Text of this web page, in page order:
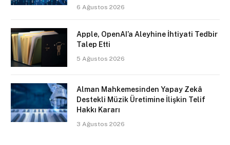
6 Ağustos 2026
Apple, OpenAI’a Aleyhine İhtiyati Tedbir
Talep Etti
5 Ağustos 2026
Alman Mahkemesinden Yapay Zekâ
Destekli Müzik Üretimine İlişkin Telif
Hakkı Kararı
3 Ağustos 2026